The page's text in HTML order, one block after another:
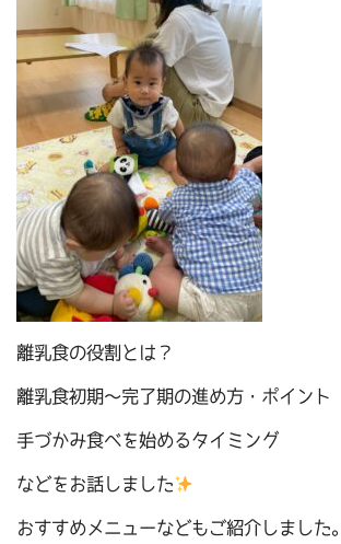
離乳食の役割とは？
離乳食初期～完了期の進め方・ポイント
手づかみ食べを始めるタイミング
などをお話しました
おすすめメニューなどもご紹介しました。